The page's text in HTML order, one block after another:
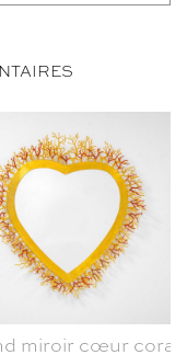
miroir cœur corail